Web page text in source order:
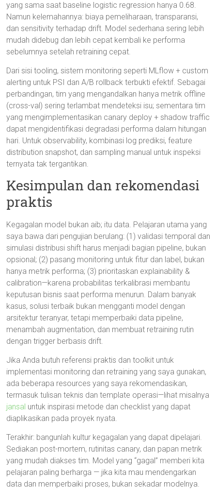
yang sama saat baseline logistic regression hanya 0.68.
Namun kelemahannya: biaya pemeliharaan, transparansi,
dan sensitivity terhadap drift. Model sederhana sering lebih
mudah didebug dan lebih cepat kembali ke performa
sebelumnya setelah retraining cepat.
Dari sisi tooling, sistem monitoring seperti MLflow + custom
alerting untuk PSI dan A/B rollback terbukti efektif. Sebagai
perbandingan, tim yang mengandalkan hanya metrik offline
(cross-val) sering terlambat mendeteksi isu; sementara tim
yang mengimplementasikan canary deploy + shadow traffic
dapat mengidentifikasi degradasi performa dalam hitungan
hari. Untuk observability, kombinasi log prediksi, feature
distribution snapshot, dan sampling manual untuk inspeksi
ternyata tak tergantikan.
Kesimpulan dan rekomendasi
praktis
Kegagalan model bukan aib; itu data. Pelajaran utama yang
saya bawa dari pengujian berulang: (1) validasi temporal dan
simulasi distribusi shift harus menjadi bagian pipeline, bukan
opsional; (2) pasang monitoring untuk fitur dan label, bukan
hanya metrik performa; (3) prioritaskan explainability &
calibration—karena probabilitas terkalibrasi membantu
keputusan bisnis saat performa menurun. Dalam banyak
kasus, solusi terbaik bukan mengganti model dengan
arsitektur teranyar, tetapi memperbaiki data pipeline,
menambah augmentation, dan membuat retraining rutin
dengan trigger berbasis drift.
Jika Anda butuh referensi praktis dan toolkit untuk
implementasi monitoring dan retraining yang saya gunakan,
ada beberapa resources yang saya rekomendasikan,
termasuk tulisan teknis dan template operasi—lihat misalnya
jansal untuk inspirasi metode dan checklist yang dapat
diaplikasikan pada proyek nyata.
Terakhir: bangunlah kultur kegagalan yang dapat dipelajari.
Sediakan post-mortem, rutinitas canary, dan papan metrik
yang mudah diakses tim. Model yang “gagal” memberi kita
pelajaran paling berharga — jika kita mau mendengarkan
data dan memperbaiki proses, bukan sekadar modelnya.